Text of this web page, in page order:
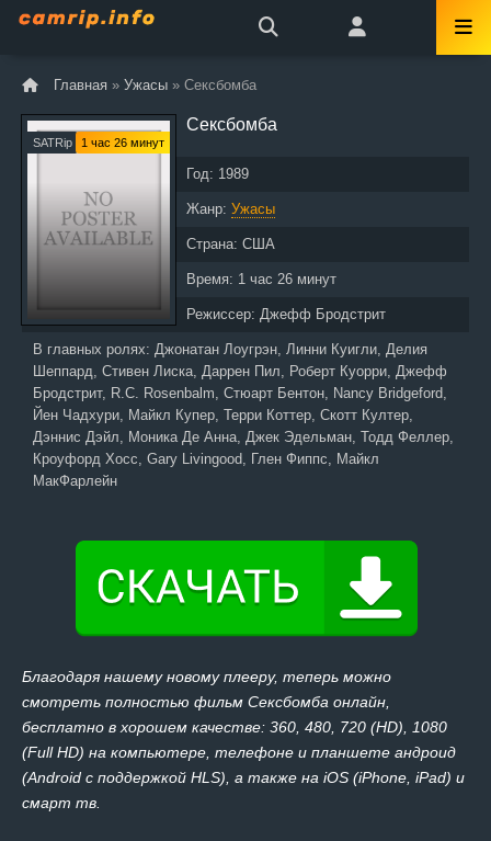
Главная » Ужасы » Сексбомба
SATRip 1 час 26 минут
Сексбомба
Год: 1989
Жанр: Ужасы
Страна: США
Время: 1 час 26 минут
Режиссер: Джефф Бродстрит
В главных ролях: Джонатан Лоугрэн, Линни Куигли, Делия
Шеппард, Стивен Лиска, Даррен Пил, Роберт Куорри, Джефф
Бродстрит, R.C. Rosenbalm, Стюарт Бентон, Nancy Bridgeford,
Йен Чадхури, Майкл Купер, Терри Коттер, Скотт Култер,
Дэннис Дэйл, Моника Де Анна, Джек Эдельман, Тодд Феллер,
Кроуфорд Хосс, Gary Livingood, Глен Фиппс, Майкл
МакФарлейн
Благодаря нашему новому плееру, теперь можно
смотреть полностью фильм Сексбомба онлайн,
бесплатно в хорошем качестве: 360, 480, 720 (HD), 1080
(Full HD) на компьютере, телефоне и планшете андроид
(Android с поддержкой HLS), а также на iOS (iPhone, iPad) и
смарт тв.